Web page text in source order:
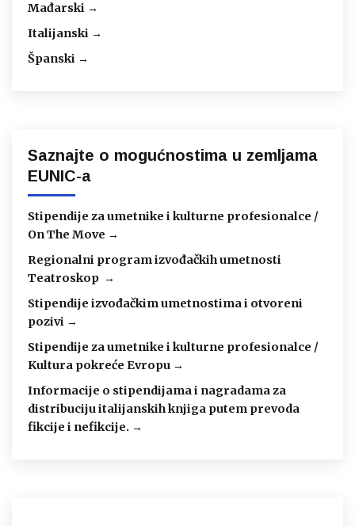
Mađarski →
Italijanski →
Španski →
Saznajte o mogućnostima u zemljama
EUNIC-a
Stipendije za umetnike i kulturne profesionalce /
On The Move →
Regionalni program izvođačkih umetnosti
Teatroskop →
Stipendije izvođačkim umetnostima i otvoreni
pozivi →
Stipendije za umetnike i kulturne profesionalce /
Kultura pokreće Evropu →
Informacije o stipendijama i nagradama za
distribuciju italijanskih knjiga putem prevoda
fikcije i nefikcije. →